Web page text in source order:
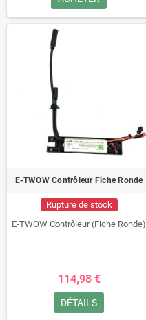
E-TWOW Contrôleur Fiche Ronde
Rupture de stock
E-TWOW Contrôleur (Fiche Ronde)
114,98 €
DÉTAILS